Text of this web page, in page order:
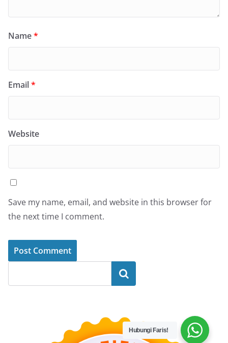
Name*
Email*
Website
Save my name, email, and website in this browser for
the next time I comment.
Search
Hubungi Faris!